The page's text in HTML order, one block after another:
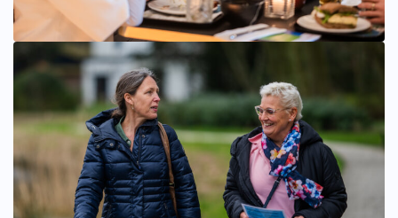
Bekijk afbeelding groter